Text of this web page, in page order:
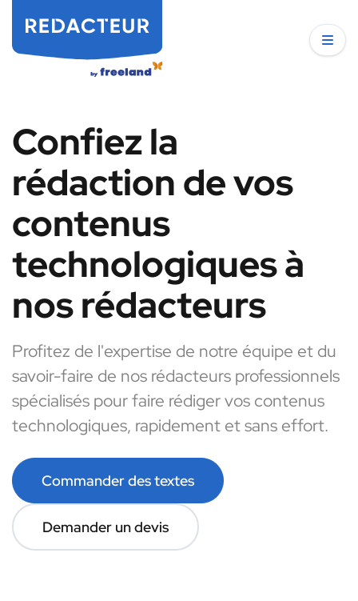
Confiez la
rédaction de vos
contenus
technologiques à
nos rédacteurs
Profitez de l'expertise de notre équipe et du
savoir-faire de nos rédacteurs professionnels
spécialisés pour faire rédiger vos contenus
technologiques, rapidement et sans effort.
Commander des textes
Demander un devis